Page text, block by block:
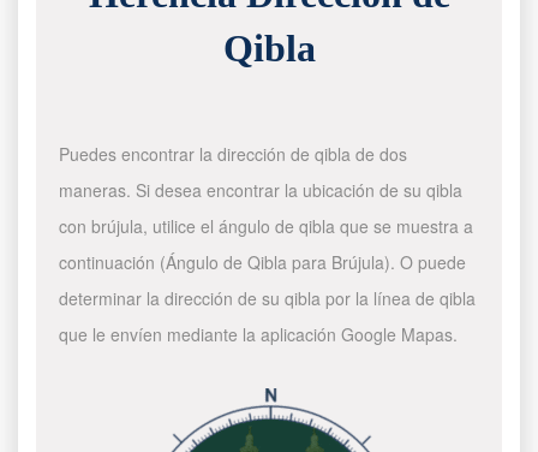
Qibla
Puedes encontrar la dirección de qibla de dos
maneras. Si desea encontrar la ubicación de su qibla
con brújula, utilice el ángulo de qibla que se muestra a
continuación (Ángulo de Qibla para Brújula). O puede
determinar la dirección de su qibla por la línea de qibla
que le envíen mediante la aplicación Google Mapas.